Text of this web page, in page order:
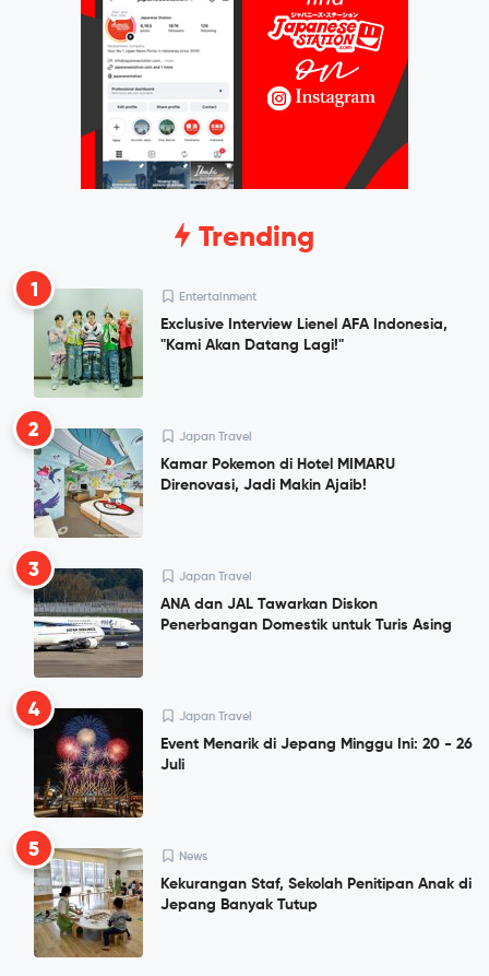
Trending
1 Entertainment
Exclusive Interview Lienel AFA Indonesia,
"Kami Akan Datang Lagi!"
2 Japan Travel
Kamar Pokemon di Hotel MIMARU
Direnovasi, Jadi Makin Ajaib!
3 Japan Travel
ANA dan JAL Tawarkan Diskon
Penerbangan Domestik untuk Turis Asing
4 Japan Travel
Event Menarik di Jepang Minggu Ini: 20 - 26
Juli
5 News
Kekurangan Staf, Sekolah Penitipan Anak di
Jepang Banyak Tutup